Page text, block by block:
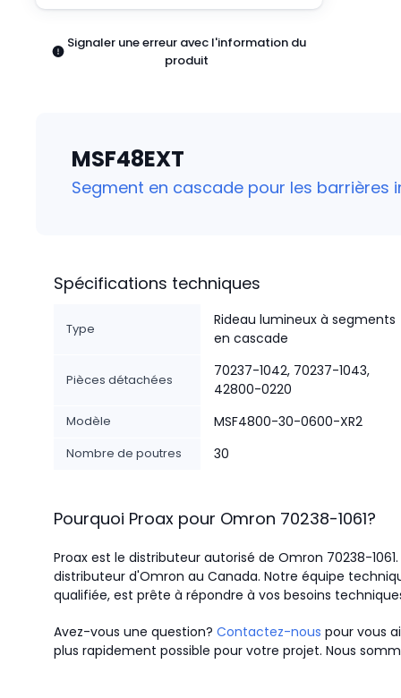
Pneumatiques
Relais
Promotions
Signaler une erreur avec l'information du
produit
MSF48EXT
Segment en cascade pour les barrières
Spécifications techniques
Type
Rideau lumineux à segments
en cascade
Pièces détachées
70237-1042, 70237-1043,
42800-0220
Modèle MSF4800-30-0600-XR2
Nombre de poutres 30
Pourquoi Proax pour Omron 70238-1061?
Proax est le distributeur autorisé de Omron 70238-
distributeur d'Omron au Canada. Notre équipe
qualifiée, est prête à répondre à vos besoins
Avez-vous une question? Contactez-nous pour vous
plus rapidement possible pour votre projet. Nous